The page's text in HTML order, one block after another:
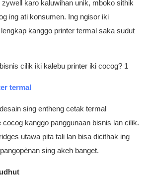
karo kaluwihan unik, mboko sithik
ing ati konsumen. Ing ngisor iki
kanggo printer termal saka sudut
termal
sing entheng cetak termal
kanggo panggunaan bisnis lan cilik.
utawa pita tali lan bisa dicithak ing
sing akeh banget.